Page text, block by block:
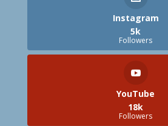
Instagram
5k
Followers
YouTube
18k
Followers